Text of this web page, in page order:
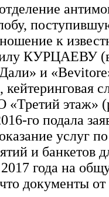
к
КУРЦАЕВУ (в
и
этаж»
го подала
услуг
и банкетов
2017 года на
документы